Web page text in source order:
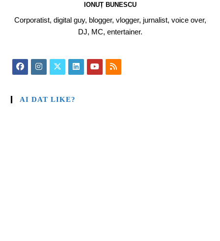
IONUȚ BUNESCU
Corporatist, digital guy, blogger, vlogger, jurnalist, voice over,
DJ, MC, entertainer.
AI DAT LIKE?